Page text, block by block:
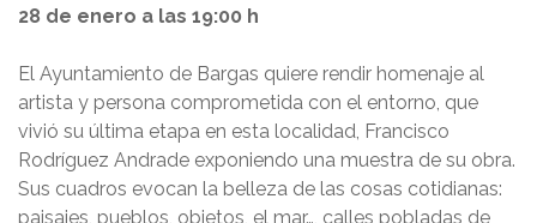
28 de enero a las 19:00 h
El Ayuntamiento de Bargas quiere rendir homenaje al
artista y persona comprometida con el entorno, que
vivió su última etapa en esta localidad, Francisco
Rodríguez Andrade exponiendo una muestra de su obra.
Sus cuadros evocan la belleza de las cosas cotidianas:
paisajes, pueblos, objetos, el mar…, calles pobladas de